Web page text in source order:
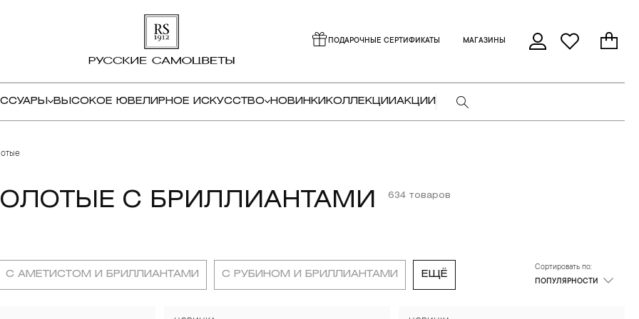
ПОДАРОЧНЫЕ СЕРТИФИКАТЫ МАГАЗИНЫ
ВЫСОКОЕ ЮВЕЛИРНОЕ ИСКУССТВО НОВИНКИ КОЛЛЕКЦИИАКЦИИ
С БРИЛЛИАНТАМИ 634 товаров
С АМЕТИСТОМ И БРИЛЛИАНТАМИ С РУБИНОМ И БРИЛЛИАНТАМИ ЕЩЁ
Сортировать по:
ПОПУЛЯРНОСТИ